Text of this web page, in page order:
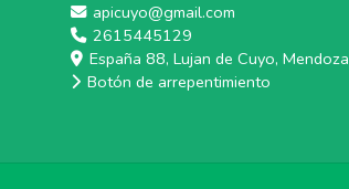
apicuyo@gmail.com
2615445129
España 88, Lujan de Cuyo, Mendoza
Botón de arrepentimiento